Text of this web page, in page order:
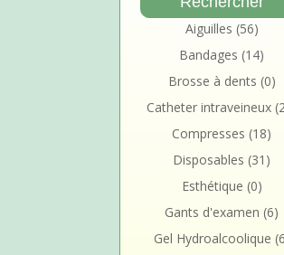
Aiguilles (56)
Bandages (14)
Brosse à dents (0)
Catheter intraveineux
Compresses (18)
Disposables (31)
Esthétique (0)
Gants d'examen (6)
Gel Hydroalcoolique